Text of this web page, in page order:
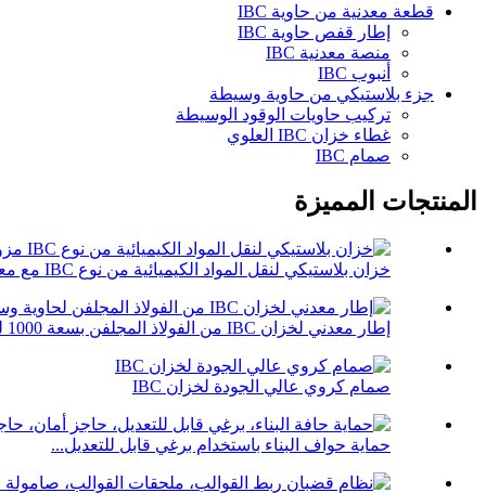
قطعة معدنية من حاوية IBC
إطار قفص حاوية IBC
منصة معدنية IBC
أنبوب IBC
جزء بلاستيكي من حاوية وسيطة
تركيب حاويات الوقود الوسيطة
غطاء خزان IBC العلوي
صمام IBC
المنتجات المميزة
خزان بلاستيكي لنقل المواد الكيميائية من نوع IBC مع معدن مركب ...
إطار معدني لخزان IBC من الفولاذ المجلفن بسعة 1000 لتر...
صمام كروي عالي الجودة لخزان IBC
حماية حواف البناء باستخدام برغي قابل للتعديل...